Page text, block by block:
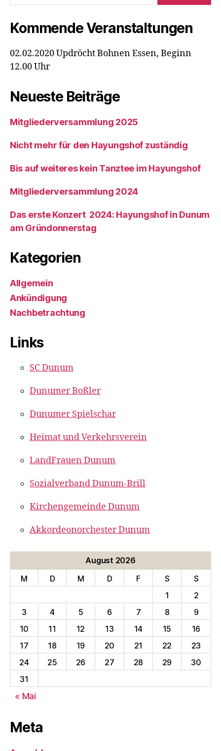
Kommende Veranstaltungen
02.02.2020 Updröcht Bohnen Essen, Beginn
12.00 Uhr
Neueste Beiträge
Mitgliederversammlung 2025
Nicht mehr für den Hayungshof zuständig
Bis auf weiteres kein Tanztee im Hayungshof
Mitgliederversammlung 2024
Das erste Konzert 2024: Hayungshof in Dunum
am Gründonnerstag
Kategorien
Allgemein
Ankündigung
Nachbetrachtung
Links
SC Dunum
Dunumer Boßler
Dunumer Spielschar
Heimat und Verkehrsverein
LandFrauen Dunum
Sozialverband Dunum-Brill
Kirchengemeinde Dunum
Akkordeonorchester Dunum
August 2026
M
D M D F S
S
1
2
3
4 5 6 7 8
9
10
11 12 13 14 15
16
17
18 19 20 21 22
23
24
25 26 27 28 29
30
31
« Mai
Meta